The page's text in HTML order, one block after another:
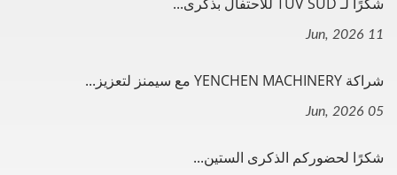
11 Jun, 2026
شراكة YENCHEN MACHINERY مع سيمنز لتعزيز...
05 Jun, 2026
شكرًا لحضوركم الذكرى الستين...